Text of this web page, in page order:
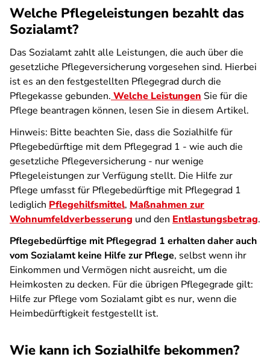
Welche Pflegeleistungen bezahlt das
Sozialamt?
Das Sozialamt zahlt alle Leistungen, die auch über die
gesetzliche Pflegeversicherung vorgesehen sind. Hierbei
ist es an den festgestellten Pflegegrad durch die
Pflegekasse gebunden. Welche Leistungen Sie für die
Pflege beantragen können, lesen Sie in diesem Artikel.
Hinweis: Bitte beachten Sie, dass die Sozialhilfe für
Pflegebedürftige mit dem Pflegegrad 1 - wie auch die
gesetzliche Pflegeversicherung - nur wenige
Pflegeleistungen zur Verfügung stellt. Die Hilfe zur
Pflege umfasst für Pflegebedürftige mit Pflegegrad 1
lediglich Pflegehilfsmittel, Maßnahmen zur
Wohnumfeldverbesserung und den Entlastungsbetrag.
Pflegebedürftige mit Pflegegrad 1 erhalten daher auch
vom Sozialamt keine Hilfe zur Pflege, selbst wenn ihr
Einkommen und Vermögen nicht ausreicht, um die
Heimkosten zu decken. Für die übrigen Pflegegrade gilt:
Hilfe zur Pflege vom Sozialamt gibt es nur, wenn die
Heimbedürftigkeit festgestellt ist.
Wie kann ich Sozialhilfe bekommen?